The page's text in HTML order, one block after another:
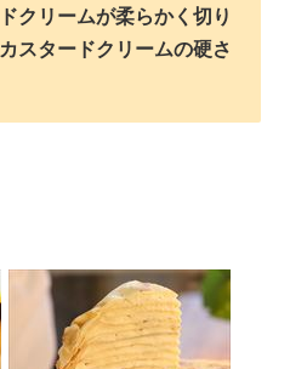
クリームが柔らかく切り
スタードクリームの硬さ